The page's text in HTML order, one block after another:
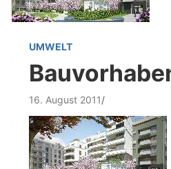
UMWELT
16. August 2011